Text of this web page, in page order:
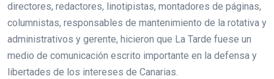
directores, redactores, linotipistas, montadores de páginas,
columnistas, responsables de mantenimiento de la rotativa y
administrativos y gerente, hicieron que La Tarde fuese un
medio de comunicación escrito importante en la defensa y
libertades de los intereses de Canarias.